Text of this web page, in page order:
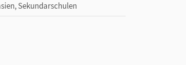
Sekundarschulen